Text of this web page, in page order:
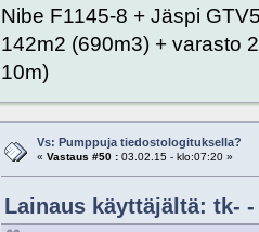
Nibe F1145-8 + Jäspi
142m2 (690m3) + varasto
10m)
Vs: Pumppuja tiedostologituksella?
« Vastaus #50 :03.02.15 - klo:07:20 »
Lainaus käyttäjältä: tk- -